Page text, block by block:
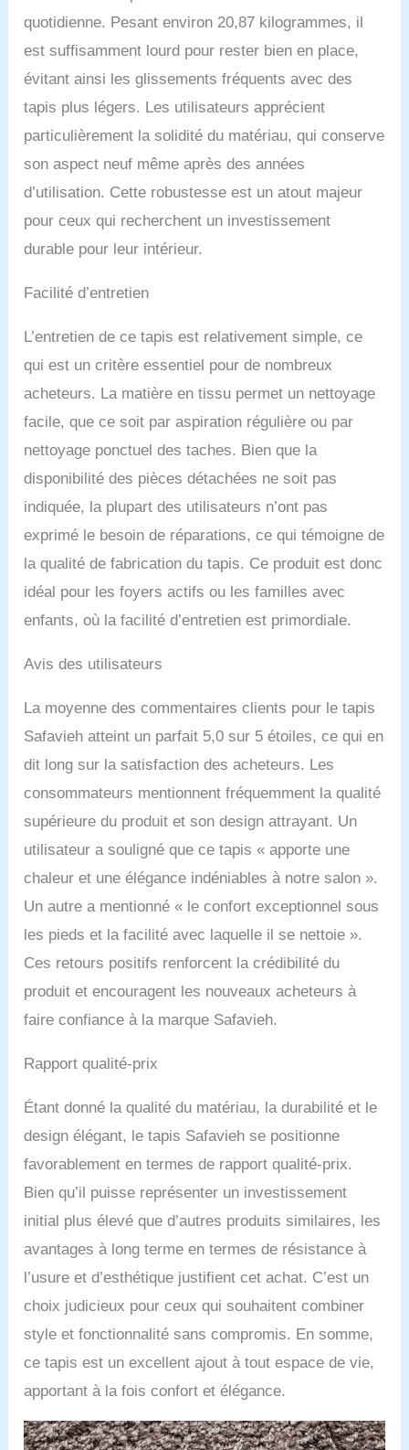
quotidienne. Pesant environ 20,87 kilogrammes, il
est suffisamment lourd pour rester bien en place,
évitant ainsi les glissements fréquents avec des
tapis plus légers. Les utilisateurs apprécient
particulièrement la solidité du matériau, qui conserve
son aspect neuf même après des années
d’utilisation. Cette robustesse est un atout majeur
pour ceux qui recherchent un investissement
durable pour leur intérieur.
Facilité d’entretien
L’entretien de ce tapis est relativement simple, ce
qui est un critère essentiel pour de nombreux
acheteurs. La matière en tissu permet un nettoyage
facile, que ce soit par aspiration régulière ou par
nettoyage ponctuel des taches. Bien que la
disponibilité des pièces détachées ne soit pas
indiquée, la plupart des utilisateurs n’ont pas
exprimé le besoin de réparations, ce qui témoigne de
la qualité de fabrication du tapis. Ce produit est donc
idéal pour les foyers actifs ou les familles avec
enfants, où la facilité d’entretien est primordiale.
Avis des utilisateurs
La moyenne des commentaires clients pour le tapis
Safavieh atteint un parfait 5,0 sur 5 étoiles, ce qui en
dit long sur la satisfaction des acheteurs. Les
consommateurs mentionnent fréquemment la qualité
supérieure du produit et son design attrayant. Un
utilisateur a souligné que ce tapis « apporte une
chaleur et une élégance indéniables à notre salon ».
Un autre a mentionné « le confort exceptionnel sous
les pieds et la facilité avec laquelle il se nettoie ».
Ces retours positifs renforcent la crédibilité du
produit et encouragent les nouveaux acheteurs à
faire confiance à la marque Safavieh.
Rapport qualité-prix
Étant donné la qualité du matériau, la durabilité et le
design élégant, le tapis Safavieh se positionne
favorablement en termes de rapport qualité-prix.
Bien qu’il puisse représenter un investissement
initial plus élevé que d’autres produits similaires, les
avantages à long terme en termes de résistance à
l’usure et d’esthétique justifient cet achat. C’est un
choix judicieux pour ceux qui souhaitent combiner
style et fonctionnalité sans compromis. En somme,
ce tapis est un excellent ajout à tout espace de vie,
apportant à la fois confort et élégance.